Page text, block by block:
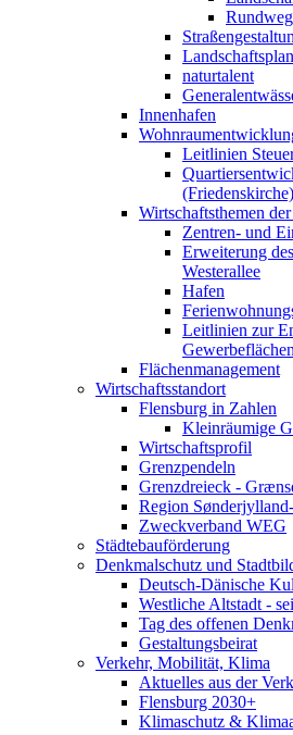
naturtalent
Innenhafen
Leitlinien
(Friedenskirche)
Wirtschaftsthemen
Zentren- und
Erweiterung
Westerallee
Hafen
Leitlinien zur
Gewerbeflächen
Flächenmanagement
Wirtschaftsstandort
Flensburg in Zahlen
Kleinräumige
Wirtschaftsprofil
Grenzpendeln
Grenzdreieck -
Region
Zweckverband WEG
Städtebauförderung
Denkmalschutz und
Deutsch-Dänische
Westliche Altstadt -
Tag des offenen
Gestaltungsbeirat
Verkehr, Mobilität, Klima
Aktuelles aus der
Flensburg 2030+
Klimaschutz &